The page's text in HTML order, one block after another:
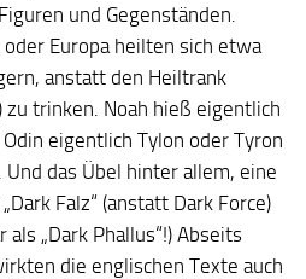
und Gegenständen.
Europa heilten sich etwa
anstatt den Heiltrank
trinken. Noah hieß eigentlich
eigentlich Tylon oder Tyron
das Übel hinter allem, eine
Falz“ (anstatt Dark Force)
„Dark Phallus“!) Abseits
die englischen Texte auch